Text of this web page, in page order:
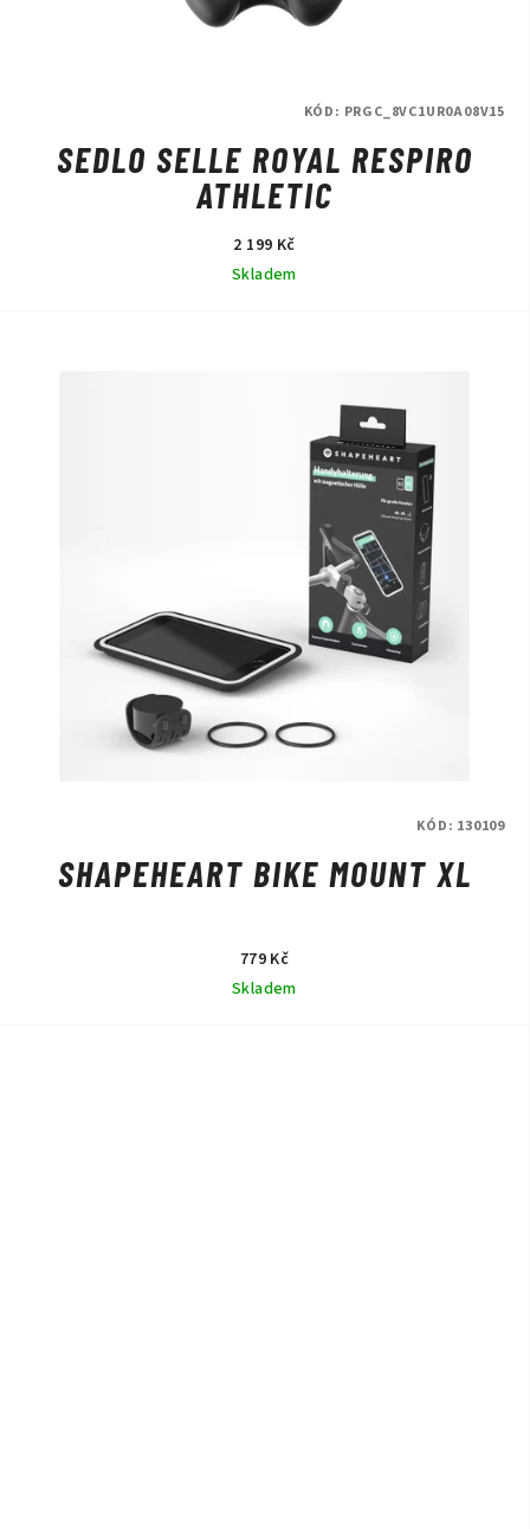
SEDLO SELLE ROYAL RESPIRO
ATHLETIC
2 199 Kč
Skladem
KÓD: PRGC_8VC1UR0A08V15
SHAPEHEART BIKE MOUNT XL
779 Kč
Skladem
KÓD: 130109